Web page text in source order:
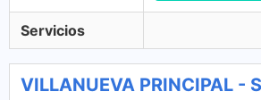
Servicios
VILLANUEVA PRINCIPAL -